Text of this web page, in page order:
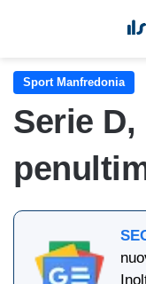
Sport Manfredonia
Serie